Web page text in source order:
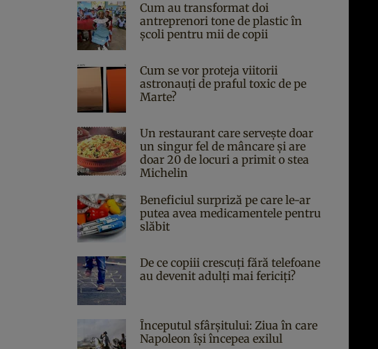
Cum au transformat doi
antreprenori tone de plastic în
școli pentru mii de copii
Cum se vor proteja viitorii
astronauți de praful toxic de pe
Marte?
Un restaurant care servește doar
un singur fel de mâncare și are
doar 20 de locuri a primit o stea
Michelin
Beneficiul surpriză pe care le-ar
putea avea medicamentele pentru
slăbit
De ce copiii crescuți fără telefoane
au devenit adulți mai fericiți?
Începutul sfârşitului: Ziua în care
Napoleon îşi începea exilul